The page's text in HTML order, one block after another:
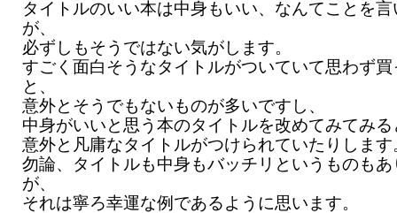
タイトルのいい本は中身もいい、なんてことを
が、
必ずしもそうではない気がします。
すごく面白そうなタイトルがついていて思わず
と、
意外とそうでもないものが多いですし、
中身がいいと思う本のタイトルを改めてみてみる
意外と凡庸なタイトルがつけられていたりします
勿論、タイトルも中身もバッチリというものもあ
が、
それは寧ろ幸運な例であるように思います。